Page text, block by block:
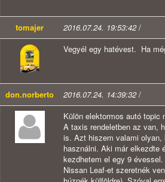
tomajer 2016.07.24. 19:53:42/
Vegyél egy hatévest. Ha
don.norberto 2016.07.24. 14:39:32/
Külön elektormos autó topic
A taxis rendeletben az van,
is. Azt hiszem valami olyan,
használni. Aki már elkezdte
kezdhetem el egy 9 évessel.
Nissan Leaf-et szeretnék